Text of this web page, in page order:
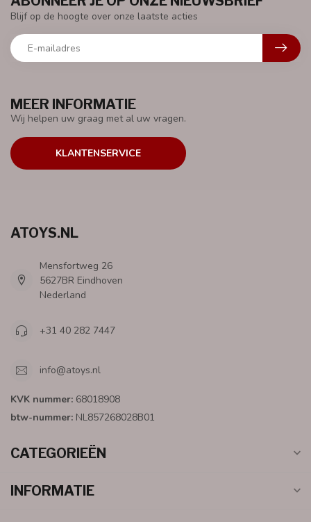
MEER INFORMATIE
Wij helpen uw graag met al uw vragen.
KLANTENSERVICE
Blijf op de hoogte over onze laatste acties
ATOYS.NL
Mensfortweg 26
5627BR Eindhoven
Nederland
+31 40 282 7447
info@atoys.nl
KVK nummer: 68018908
btw-nummer: NL857268028B01
CATEGORIEËN
INFORMATIE